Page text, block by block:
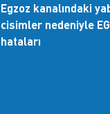
Egzoz kanalındaki
cisimler nedeniyle
hataları